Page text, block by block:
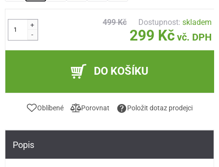
+
-
499 Kč Dostupnost:skladem
299 Kč vč. DPH
DO KOŠÍKU
Oblíbené Porovnat Položit dotaz prodejci
Popis